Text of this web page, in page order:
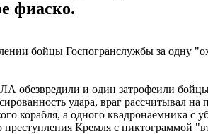
фиаско.
бойцы Госпогранслужбы за одну
обезвредили и один затрофеили
удара, враг рассчитывал
корабля, а одного квадронаемника
преступления Кремля с